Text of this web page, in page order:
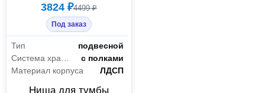
3824 ₽4499 ₽
Под заказ
Тип
подвесной
с полками
Материал корпуса
ЛДСП
Ниша для тумбы